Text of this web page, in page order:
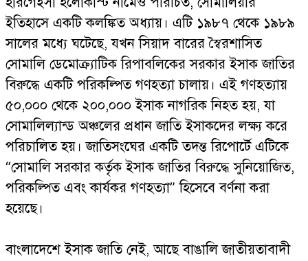
ইতিহাসে একটি কলঙ্কিত অধ্যায়। এটি ১৯৮৭ থেকে ১৯৮৯
সালের মধ্যে ঘটেছে, যখন সিয়াদ বারের স্বৈরশাসিত
সোমালি ডেমোক্র্যাটিক রিপাবলিকের সরকার ইসাক জাতির
বিরুদ্ধে একটি পরিকল্পিত গণহত্যা চালায়। এই গণহত্যায়
৫০,০০০ থেকে ২০০,০০০ ইসাক নাগরিক নিহত হয়, যা
সোমালিল্যান্ড অঞ্চলের প্রধান জাতি ইসাকদের লক্ষ্য করে
পরিচালিত হয়। জাতিসংঘের একটি তদন্ত রিপোর্টে এটিকে
“সোমালি সরকার কর্তৃক ইসাক জাতির বিরুদ্ধে সুনিয়োজিত,
পরিকল্পিত এবং কার্যকর গণহত্যা” হিসেবে বর্ণনা করা
হয়েছে।
বাংলাদেশে ইসাক জাতি নেই, আছে বাঙালি জাতীয়তাবাদী